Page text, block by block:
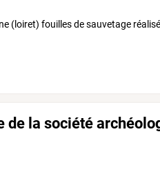
(loiret) fouilles de sauvetage
de la société